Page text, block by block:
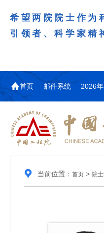
希望两院院士作为
引领者、科学家精
首页 邮件系统 2026
当前位置： 首页> 院